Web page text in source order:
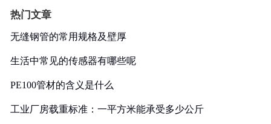
热门文章
无缝钢管的常用规格及壁厚
生活中常见的传感器有哪些呢
PE100管材的含义是什么
工业厂房载重标准：一平方米能承受多少公斤